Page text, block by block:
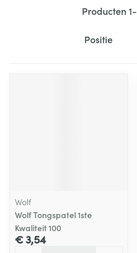
Producten1-
Sorteer op:
Wolf
Wolf Tongspatel 1ste
Kwaliteit 100
€ 3,54